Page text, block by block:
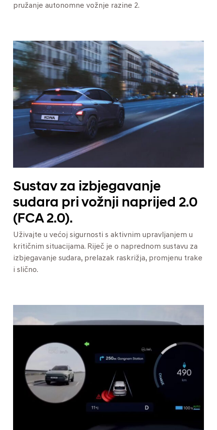
pružanje autonomne vožnje razine 2.
Sustav za izbjegavanje
sudara pri vožnji naprijed 2.0
(FCA 2.0).
Uživajte u većoj sigurnosti s aktivnim upravljanjem u
kritičnim situacijama. Riječ je o naprednom sustavu za
izbjegavanje sudara, prelazak raskrižja, promjenu trake
i slično.